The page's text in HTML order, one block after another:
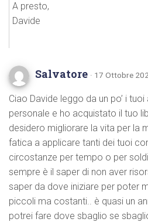
A presto,
Davide
Salvatore · 17 Ottobre
Ciao Davide leggo da un po’ i
personale e ho acquistato il tuo
desidero migliorare la vita per la
fatica a applicare tanti dei tuoi
circostanze per tempo o per
sempre è il saper di non aver
saper da dove iniziare per poter
piccoli ma costanti.. è quasi un
potrei fare dove sbaglio se